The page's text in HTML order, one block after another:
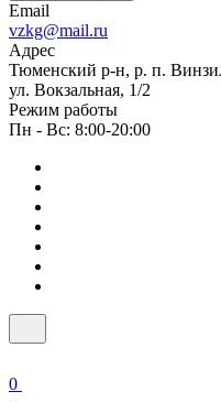
Email
vzkg@mail.ru
Адрес
Тюменский р-н, р. п.
ул. Вокзальная, 1/2
Режим работы
Пн - Вс: 8:00-20:00
0